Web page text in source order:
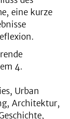
eine kurze
4.
Urban
Architektur,